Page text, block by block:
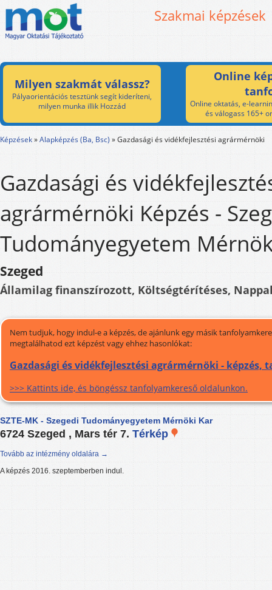
Szakmai képzések
Milyen szakmát válassz?
Pályaorientációs tesztünk segít kideríteni,
milyen munka illik Hozzád
Online
Online oktatás, e-
és válogass 165+
Képzések»Alapképzés (Ba, Bsc) »Gazdasági és vidékfejlesztési agrármérnöki
Gazdasági és
agrármérnöki Képzés -
Tudományegyetem
Szeged
Államilag finanszírozott, Költségtérítéses,
Nem tudjuk, hogy indul-e a képzés, de ajánlunk egy másik
megtalálhatod ezt képzést vagy ehhez hasonlókat:
Gazdasági és vidékfejlesztési agrármérnöki - képzés,
>>> Kattints ide, és böngéssz tanfolyamkereső oldalunkon.
SZTE-MK - Szegedi Tudományegyetem Mérnöki Kar
6724 Szeged , Mars tér 7. Térkép
Tovább az intézmény oldalára →
A képzés 2016. szeptemberben indul.